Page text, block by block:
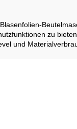
zu
und